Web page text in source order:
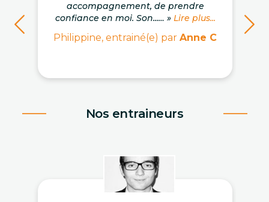
accompagnement, de prendre
confiance en moi. Son...… » Lire plus...
Philippine, entrainé(e) par Anne C
Nos entraineurs